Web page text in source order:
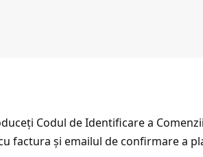
Codul de Identificare a
factura și emailul de confirmare a